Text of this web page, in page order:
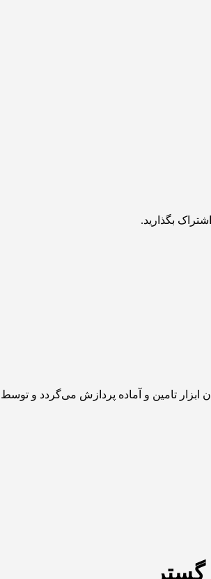
بگذارید.
تامین و آماده پردازش می‌گردد و توسط